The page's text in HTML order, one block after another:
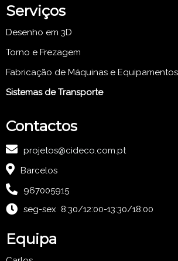
Serviços
Desenho em 3D
Torno e Frezagem
Fabricação de Máquinas e
Sistemas de Transporte
Contactos
projetos@cideco.com.pt
Barcelos
967005915
seg-sex 8:30/12:00-13:30/18:00
Equipa